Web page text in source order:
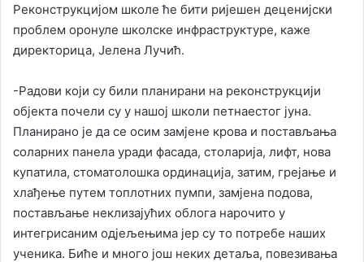
Реконструкцијом школе ће бити ријешен деценијски
проблем оронуле школске инфраструктуре, каже
директорица, Јелена Лучић.
-Радови који су били планирани на реконструкцији
објекта почели су у нашој школи петнаестог јуна.
Планирано је да се осим замјене крова и постављања
соларних панела уради фасада, столарија, лифт, нова
купатила, стоматолошка ординација, затим, грејање и
хлађење путем топлотних пумпи, замјена подова,
постављање неклизајућих облога нарочито у
интегрисаним одјељењима јер су то потребе наших
ученика. Биће и много још неких детаља, повезивања